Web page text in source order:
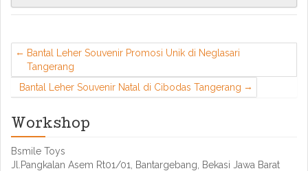
Bantal Leher Souvenir Promosi Unik di Neglasari
Tangerang
Bantal Leher Souvenir Natal di Cibodas Tangerang
Workshop
Bsmile Toys
Jl.Pangkalan Asem Rt01/01, Bantargebang, Bekasi Jawa Barat